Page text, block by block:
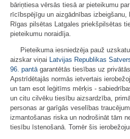
bāriņtiesa vērsās tiesā ar pieteikumu
rīcībspējīgu un aizgādnības izbeigšanu,
Rīgas pilsētas Latgales priekšpilsētas
pieteikumu noraidīja.
Pieteikuma iesniedzēja pauž
aizskar viņai Latvijas Republikas
96. pantāgarantētās tiesības uz
Apstrīdētajās normās ietvertais
un tam esot leģitīms mērķis -
un citu cilvēku tiesību aizsardzība,
personas ar garīgās veselības
izmantošanas riska un nodrošināt tām
tiesību īstenošanā. Tomēr šis